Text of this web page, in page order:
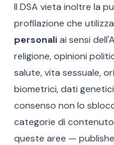
Il DSA vieta inoltre la
profilazione che utilizza
personaliai sensi
religione, opinioni
salute, vita sessuale,
biometrici, dati
consenso non lo
categorie di
queste aree —